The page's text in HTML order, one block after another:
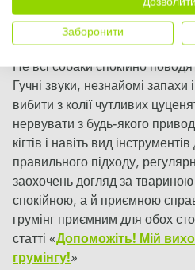
СОБАК?
Не всі собаки спокійно
Гучні звуки, незнайомі запахи
вибити з колії чутливих
нервувати з будь-якого
кігтів і навіть вид
правильного підходу,
заохочень догляд за
спокійною, а й приємною
грумінг приємним для обох
статті «Допоможіть! Мій
грумінгу!»
Дозволити
Заборонити